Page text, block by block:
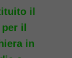
il
il
in